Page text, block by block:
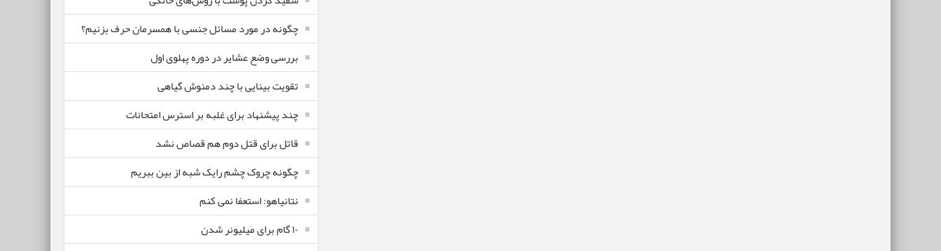
چگونه در مورد مسائل جنسی با همسرمان حرف بزنیم؟
بررسی وضع عشایر در دوره پهلوی اول
تقویت بینایی با چند دمنوش گیاهی
چند پیشنهاد برای غلبه بر استرس امتحانات
قاتل برای قتل دوم هم قصاص نشد
چگونه چروک چشم رایک شبه از بین ببریم
نتانیاهو: استعفا نمی کنم
۱۰ گام برای میلیونر شدن